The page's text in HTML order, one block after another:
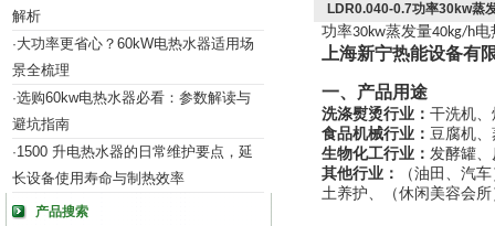
解析
·大功率更省心？60kW电热水器适用场
景全梳理
·选购60kw电热水器必看：参数解读与
避坑指南
·1500 升电热水器的日常维护要点，延
长设备使用寿命与制热效率
产品搜索
LDR0.040-0.7功率30kw蒸
功率30kw蒸发量40kg/h电
上海新宁热能设备有
一、产品用途
洗涤熨烫行业： 干洗机
食品机械行业： 豆腐机
生物化工行业： 发酵罐
其他行业：
（油田、汽
土养护、（休闲美容会